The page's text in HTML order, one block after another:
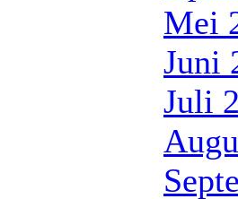
Mei
Juni
Juli